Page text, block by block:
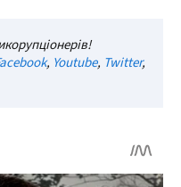
, Youtube, Twitter,